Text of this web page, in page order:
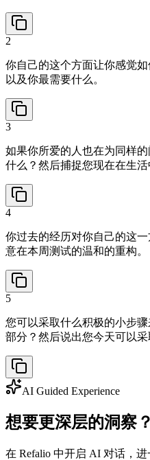
2
你自己的这个方面让你感觉
以及你最需要什么。
3
如果你所爱的人也在为同样
什么？然后捕捉您现在在生活
4
你过去的经历对你自己的这
意在本周测试的温和的重构。
5
您可以采取什么积极的小步
部分？然后说出您今天可以采
AI Guided Experience
想要更深层的洞察？
在 Refalio 中开启 AI 对话，